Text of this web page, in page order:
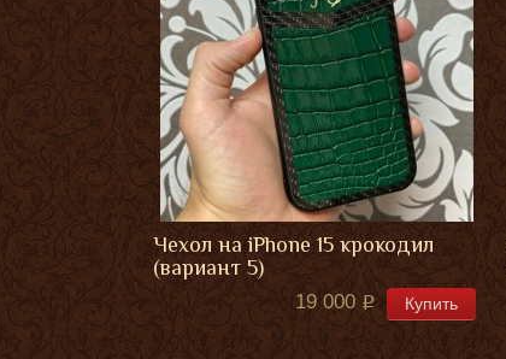
Чехол на iPhone 15 крокодил
(вариант 5)
19 000 Купить